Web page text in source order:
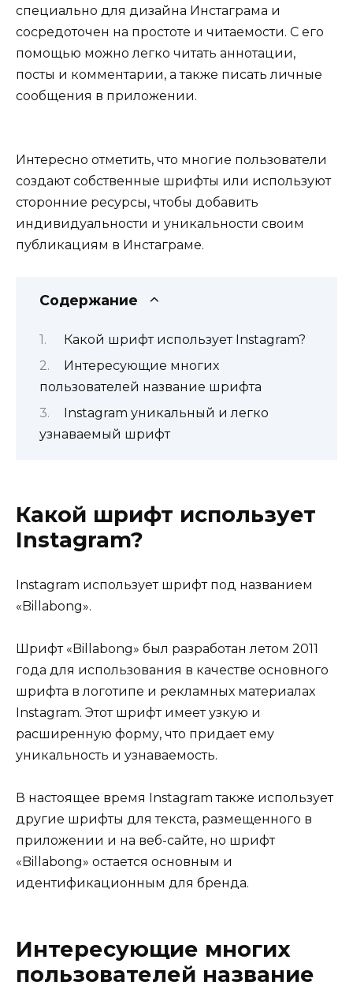
специально для дизайна Инстаграма и
сосредоточен на простоте и читаемости. С его
помощью можно легко читать аннотации,
посты и комментарии, а также писать личные
сообщения в приложении.
Интересно отметить, что многие пользователи
создают собственные шрифты или используют
сторонние ресурсы, чтобы добавить
индивидуальности и уникальности своим
публикациям в Инстаграме.
Содержание
Какой шрифт использует Instagram?
Интересующие многих
пользователей название шрифта
Instagram уникальный и легко
узнаваемый шрифт
Какой шрифт использует
Instagram?
Instagram использует шрифт под названием
«Billabong».
Шрифт «Billabong» был разработан летом 2011
года для использования в качестве основного
шрифта в логотипе и рекламных материалах
Instagram. Этот шрифт имеет узкую и
расширенную форму, что придает ему
уникальность и узнаваемость.
В настоящее время Instagram также использует
другие шрифты для текста, размещенного в
приложении и на веб-сайте, но шрифт
«Billabong» остается основным и
идентификационным для бренда.
Интересующие многих
пользователей название